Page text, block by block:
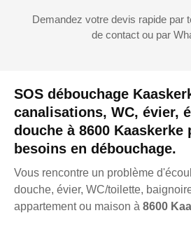
SOS débouchage
canalisations, WC, évier,
douche à 8600
besoins en débouchage.
Vous rencontre un problème
douche, évier, WC/toilette,
appartement ou maison à 8600
Demandez votre devis rapide par
de contact ou par